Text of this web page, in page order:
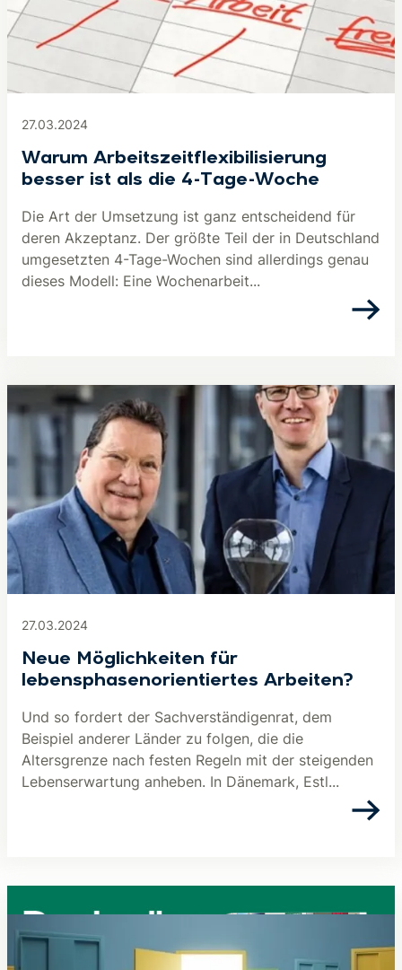
27.03.2024
Warum Arbeitszeitflexibilisierung
besser ist als die 4-Tage-Woche
Die Art der Umsetzung ist ganz entscheidend für
deren Akzeptanz. Der größte Teil der in Deutschland
umgesetzten 4-Tage-Wochen sind allerdings genau
dieses Modell: Eine Wochenarbeit...
27.03.2024
Neue Möglichkeiten für
lebensphasenorientiertes Arbeiten?
Und so fordert der Sachverständigenrat, dem
Beispiel anderer Länder zu folgen, die die
Altersgrenze nach festen Regeln mit der steigenden
Lebenserwartung anheben. In Dänemark, Estl...